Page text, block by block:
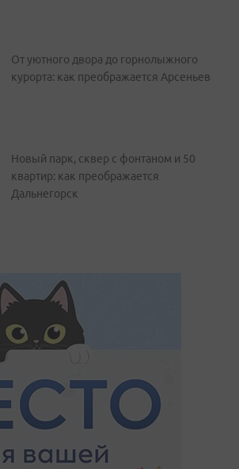
От уютного двора до горнолыжного
курорта: как преображается Арсеньев
Новый парк, сквер с фонтаном и 50
квартир: как преображается
Дальнегорск